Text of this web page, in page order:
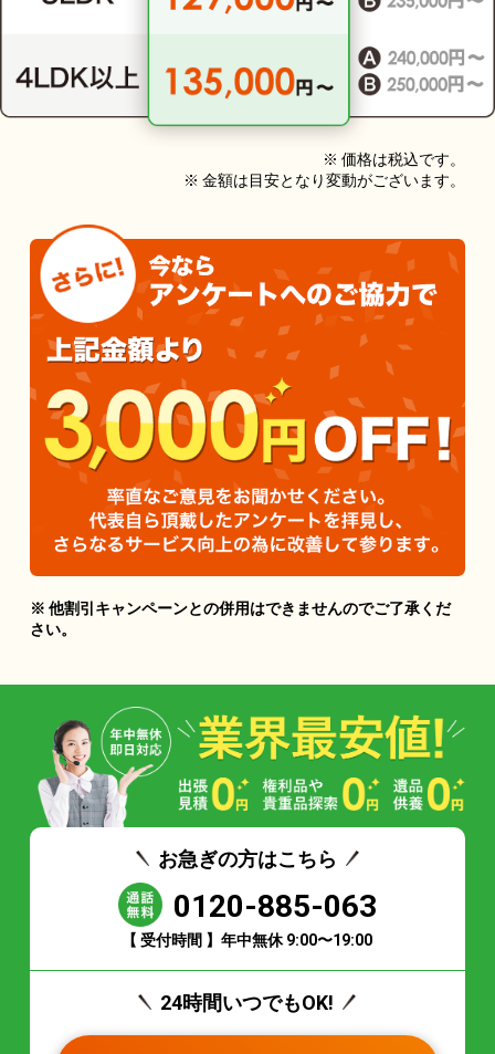
※ 価格は税込です。
※ 金額は目安となり変動がございます。
※ 他割引キャンペーンとの併用はできませんのでご了承くだ
さい。
お急ぎの方はこちら
0120-885-063
【 受付時間 】年中無休 9:00〜19:00
24時間いつでもOK!